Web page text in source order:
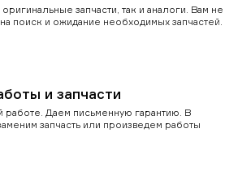
запчасти, так и аналоги. Вам не
поиск и ожидание необходимых запчастей.
и запчасти
работе. Даем письменную гарантию. В
запчасть или произведем работы